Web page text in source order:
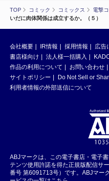
TOP コミック コミックス 電撃
いだに肉体関係は成立するか。（５）
会社概要 IR情報 採用情報 広告
書店様向け
法人様一括購入
作品の利用について
お問い合わせ
サイトポリシー
Do Not Sell or
利用者情報の外部送信について
ABJマークは、この電子書店・電子
テンツ使用許諾を得た正規版配信サ
番号 第6091713号）です。ABJマー